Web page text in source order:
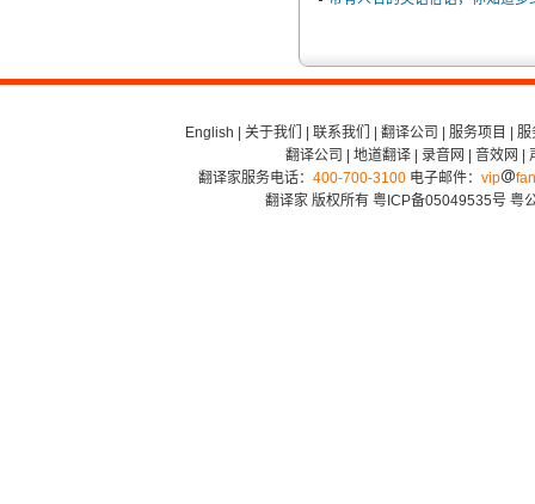
English 关于我们 联系我们 翻译公司 服务项目
服
翻译公司
地道翻译| 录音网 音效网
翻译家服务电话： 400-700-3100电子邮件： vip
翻译家 版权所有 粤ICP备05049535号 粤